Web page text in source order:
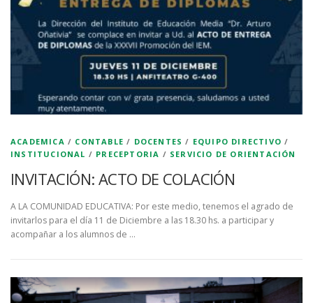
ACADEMICA / CONTABLE / DOCENTES / EQUIPO DIRECTIVO /
INSTITUCIONAL / PRECEPTORIA / SERVICIO DE ORIENTACIÓN
INVITACIÓN: ACTO DE COLACIÓN
A LA COMUNIDAD EDUCATIVA: Por este medio, tenemos el agrado de
invitarlos para el día 11 de Diciembre a las 18.30 hs. a participar y
acompañar a los alumnos de …